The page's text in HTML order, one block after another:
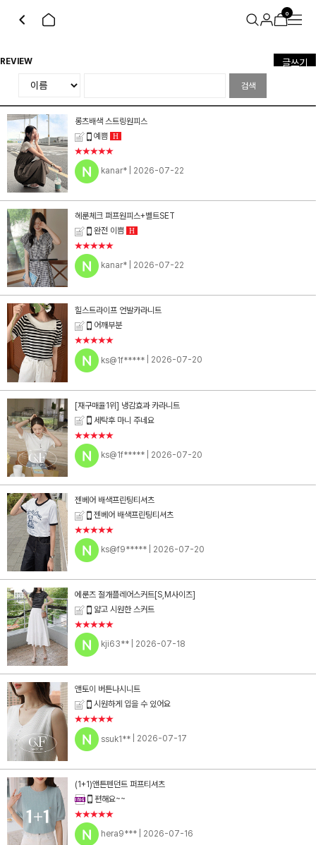
0
REVIEW 글쓰기
검색
롱츠배색 스트링원피스
예쁨 H
★★★★★
kanar*
| 2026-07-22
헤룬체크 퍼프원피스+벨트SET
완전 이쁨 H
★★★★★
kanar*
| 2026-07-22
힐스트라이프 언발카라니트
어깨부분
★★★★★
ks@1f*****
| 2026-07-20
[재구매율1위] 냉감효과 카라니트
세탁후 마니 주네요
★★★★★
ks@1f*****
| 2026-07-20
젠베어 배색프린팅티셔츠
젠베어 배색프린팅티셔츠
★★★★★
ks@f9*****
| 2026-07-20
에룬즈 절개플레어스커트[S,M사이즈]
얇고 시원한 스커트
★★★★★
kji63**
| 2026-07-18
앤토이 버튼나시니트
시원하게 입을 수 있어요
★★★★★
ssuk1**
| 2026-07-17
(1+1)앤튼펜던트 퍼프티셔츠
편해요~~
★★★★★
hera9***
| 2026-07-16